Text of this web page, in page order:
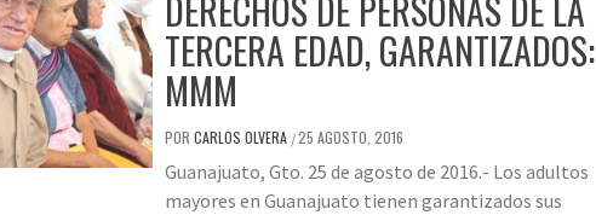
TERCERA EDAD, GARANTIZADOS:
MMM
POR CARLOS OLVERA /25 AGOSTO, 2016
Guanajuato, Gto. 25 de agosto de 2016.- Los adultos
mayores en Guanajuato tienen garantizados sus